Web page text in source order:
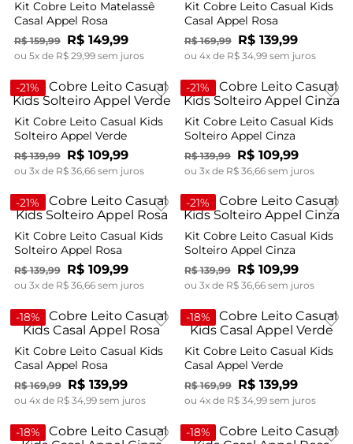
Kit Cobre Leito Matelassê
Casal Appel Rosa
R$ 159,99 R$ 149,99
ou 5x de R$ 29,99sem juros
Kit Cobre Leito Casual Kids
Casal Appel Rosa
R$ 169,99 R$ 139,99
ou 4x de R$ 34,99sem juros
-21%
Kit Cobre Leito Casual Kids
Solteiro Appel Verde
R$ 139,99 R$ 109,99
ou 3x de R$ 36, 66sem juros
-21%
Kit Cobre Leito Casual Kids
Solteiro Appel Cinza
R$ 139,99 R$ 109,99
ou 3x de R$ 36, 66sem juros
-21%
Kit Cobre Leito Casual Kids
Solteiro Appel Rosa
R$ 139,99 R$ 109,99
ou 3x de R$ 36,66sem juros
-21%
Kit Cobre Leito Casual Kids
Solteiro Appel Cinza
R$ 139,99 R$ 109,99
ou 3x de R$ 36,66sem juros
-18%
Kit Cobre Leito Casual Kids
Casal Appel Rosa
R$ 169,99 R$ 139,99
ou 4x de R$ 34, 99sem juros
-18%
Kit Cobre Leito Casual Kids
Casal Appel Verde
R$ 169,99 R$ 139,99
ou 4x de R$ 34, 99sem juros
-18% -18%